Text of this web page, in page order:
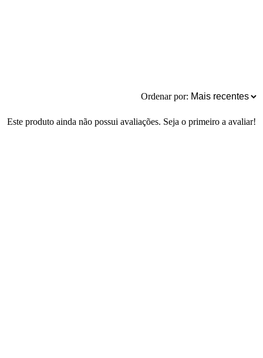
Ordenar por:
Este produto ainda não possui avaliações. Seja o primeiro a avaliar!